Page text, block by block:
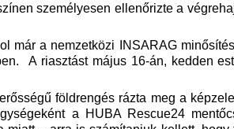
személyesen ellenőrizte a
már a nemzetközi INSARAG
A riasztást május 16-án, kedden
földrengés rázta meg a
a HUBA Rescue24